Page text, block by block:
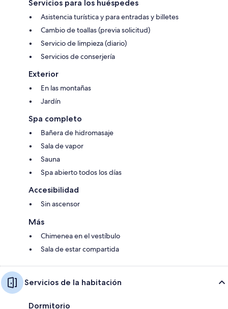
Servicios para los huéspedes
Asistencia turística y para entradas y billetes
Cambio de toallas (previa solicitud)
Servicio de limpieza (diario)
Servicios de conserjería
Exterior
En las montañas
Jardín
Spa completo
Bañera de hidromasaje
Sala de vapor
Sauna
Spa abierto todos los días
Accesibilidad
Sin ascensor
Más
Chimenea en el vestíbulo
Sala de estar compartida
Servicios de la habitación
Dormitorio